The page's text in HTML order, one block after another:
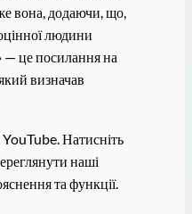
вона, додаючи, що,
людини
— це посилання на
визначав
Натисніть
наші
та функції.